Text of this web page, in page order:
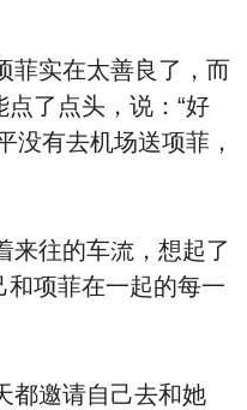
实在太善良了，而
了点头，说：“好
没有去机场送项菲，
往的车流，想起了
和项菲在一起的每一
邀请自己去和她